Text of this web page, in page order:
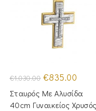
€1,030.00 Original
price
was:
€1,030.00.
€835.00
τιμή
είναι:
Σταυρός Mε Aλυσίδα
40cm Γυναικείος Χρυσός